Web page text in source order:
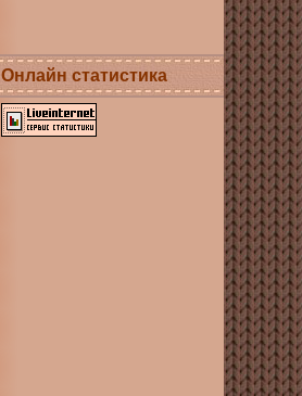
Онлайн статистика